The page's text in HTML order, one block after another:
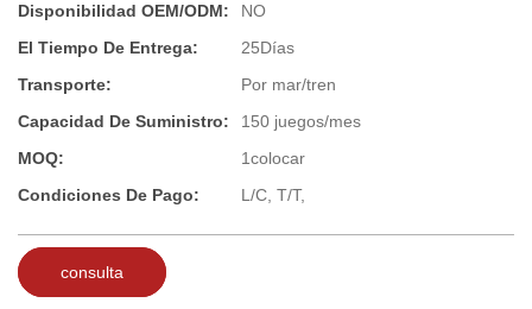
Disponibilidad OEM/ODM:
NO
El Tiempo De Entrega:
25Días
Transporte:
Por mar/tren
Capacidad De Suministro:
150 juegos/mes
MOQ:
1colocar
Condiciones De Pago:
L/C, T/T,
consulta